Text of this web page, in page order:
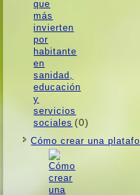
(0)
Cómo crear una